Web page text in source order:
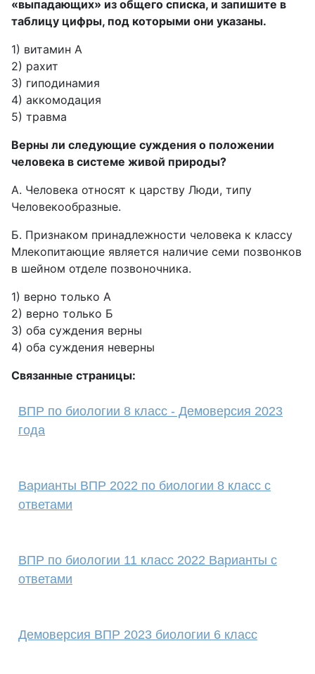
«выпадающих» из общего списка, и запишите в
таблицу цифры, под которыми они указаны.
1) витамин А
2) рахит
3) гиподинамия
4) аккомодация
5) травма
Верны ли следующие суждения о положении
человека в системе живой природы?
А. Человека относят к царству Люди, типу
Человекообразные.
Б. Признаком принадлежности человека к классу
Млекопитающие является наличие семи позвонков
в шейном отделе позвоночника.
1) верно только А
2) верно только Б
3) оба суждения верны
4) оба суждения неверны
Связанные страницы:
ВПР по биологии 8 класс - Демоверсия 2023
года
Варианты ВПР 2022 по биологии 8 класс с
ответами
ВПР по биологии 11 класс 2022 Варианты с
ответами
Демоверсия ВПР 2023 биологии 6 класс